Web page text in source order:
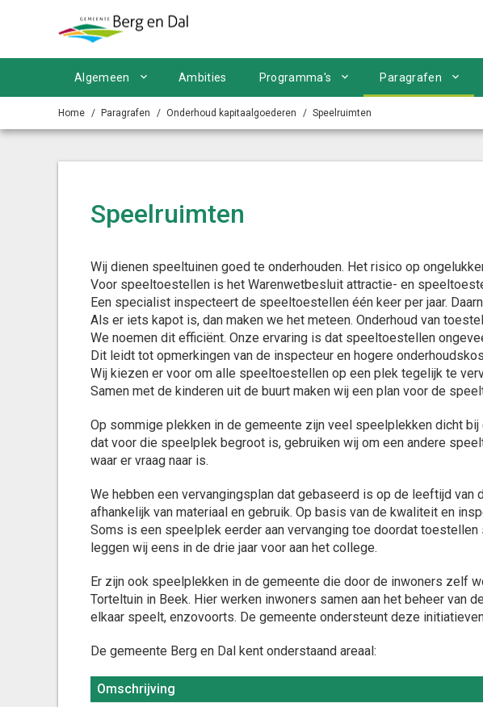
Ga naar de inhoud van deze pagina.
Algemeen Ambities Programma's Paragrafen
Home Paragrafen Onderhoud kapitaalgoederen Speelruimten
Speelruimten
Wij dienen speeltuinen goed te onderhouden. Het risico op
Voor speeltoestellen is het Warenwetbesluit attractie- en
Een specialist inspecteert de speeltoestellen één keer per jaar.
Als er iets kapot is, dan maken we het meteen. Onderhoud van
We noemen dit efficiënt. Onze ervaring is dat speeltoestellen
Dit leidt tot opmerkingen van de inspecteur en hogere
Wij kiezen er voor om alle speeltoestellen op een plek tegelijk te
Samen met de kinderen uit de buurt maken wij een plan voor de
Op sommige plekken in de gemeente zijn veel speelplekken dicht
dat voor die speelplek begroot is, gebruiken wij om een andere
waar er vraag naar is.
We hebben een vervangingsplan dat gebaseerd is op de leeftijd
afhankelijk van materiaal en gebruik. Op basis van de kwaliteit en
Soms is een speelplek eerder aan vervanging toe doordat
leggen wij eens in de drie jaar voor aan het college.
Er zijn ook speelplekken in de gemeente die door de inwoners zelf
Torteltuin in Beek. Hier werken inwoners samen aan het beheer van
elkaar speelt, enzovoorts. De gemeente ondersteunt deze
De gemeente Berg en Dal kent onderstaand areaal:
Omschrijving
Omschrijving